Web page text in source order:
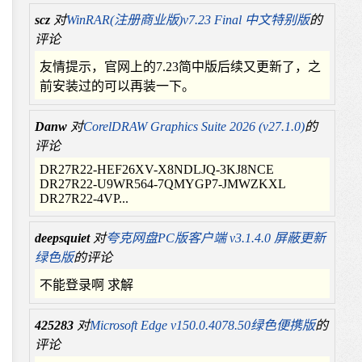
scz 对WinRAR(注册商业版)v7.23 Final 中文特别版的
评论
友情提示，官网上的7.23简中版后续又更新了，之
前安装过的可以再装一下。
Danw 对CorelDRAW Graphics Suite 2026 (v27.1.0)的
评论
DR27R22-HEF26XV-X8NDLJQ-3KJ8NCE
DR27R22-U9WR564-7QMYGP7-JMWZKXL
DR27R22-4VP...
deepsquiet 对夸克网盘PC版客户端 v3.1.4.0 屏蔽更新
绿色版的评论
不能登录啊 求解
425283 对Microsoft Edge v150.0.4078.50绿色便携版的
评论